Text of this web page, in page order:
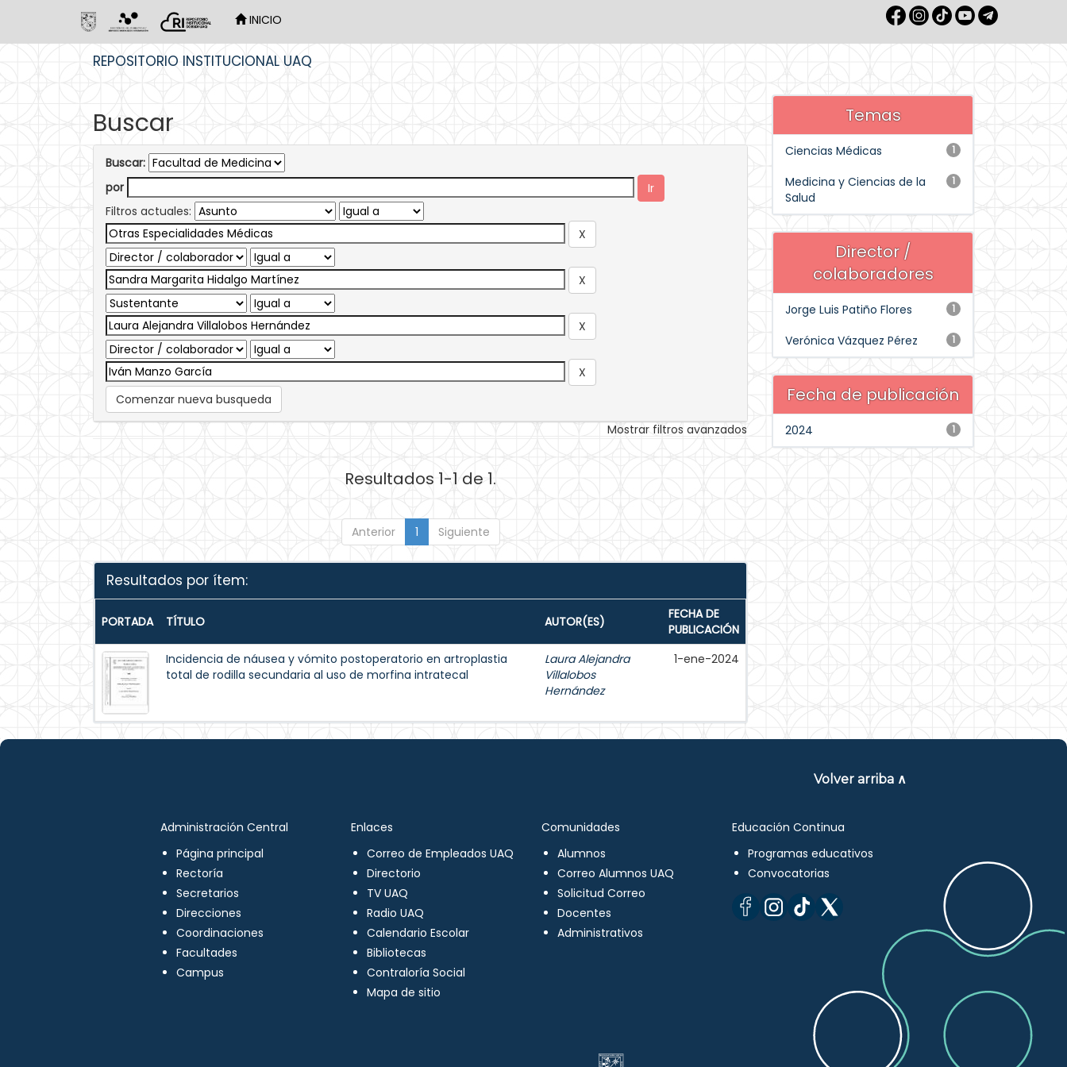
INICIO
REPOSITORIO INSTITUCIONAL UAQ
Buscar
Buscar:
por
Filtros actuales:
Comenzar nueva busqueda
Mostrar filtros avanzados
Resultados 1-1 de 1.
Anterior 1 Siguiente
Resultados por ítem:
PORTADA TÍTULO AUTOR(ES)
FECHA DE
PUBLICACIÓN
Incidencia de náusea y vómito postoperatorio en artroplastia
total de rodilla secundaria al uso de morfina intratecal
Laura Alejandra
Villalobos
Hernández
1-ene-2024
Temas
1
Ciencias Médicas
1
Medicina y Ciencias de la
Salud
Director /
colaboradores
1
Jorge Luis Patiño Flores
1
Verónica Vázquez Pérez
Fecha de publicación
1
2024
Volver arriba ∧
Administración Central
Página principal
Rectoría
Secretarios
Direcciones
Coordinaciones
Facultades
Campus
Enlaces
Correo de Empleados UAQ
Directorio
TV UAQ
Radio UAQ
Calendario Escolar
Bibliotecas
Contraloría Social
Mapa de sitio
Comunidades
Alumnos
Correo Alumnos UAQ
Solicitud Correo
Docentes
Administrativos
Educación Continua
Programas educativos
Convocatorias